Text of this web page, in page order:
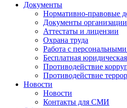
Документы
Нормативно-правовые
Документы организации
Аттестаты и лицензии
Охрана труда
Работа с
Бесплатная
Противодействие
Противодействие
Новости
Новости
Контакты для СМИ